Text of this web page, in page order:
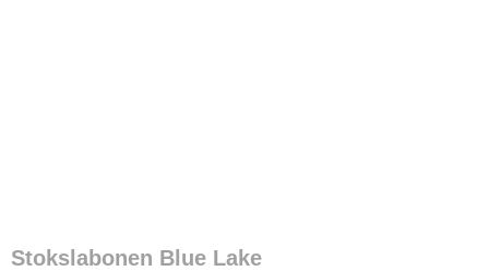
Stokslabonen Blue Lake